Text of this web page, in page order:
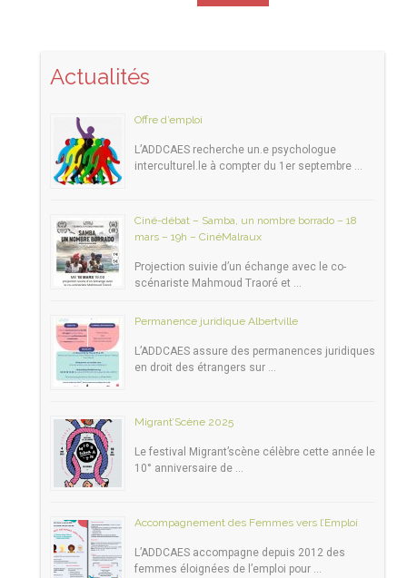
Actualités
Offre d’emploi
L’ADDCAES recherche un.e psychologue
interculturel.le à compter du 1er septembre …
Ciné-débat – Samba, un nombre borrado – 18
mars – 19h – CinéMalraux
Projection suivie d’un échange avec le co-
scénariste Mahmoud Traoré et …
Permanence juridique Albertville
L’ADDCAES assure des permanences juridiques
en droit des étrangers sur …
Migrant’Scène 2025
Le festival Migrant’scène célèbre cette année le
10° anniversaire de …
Accompagnement des Femmes vers l’Emploi
L’ADDCAES accompagne depuis 2012 des
femmes éloignées de l’emploi pour …